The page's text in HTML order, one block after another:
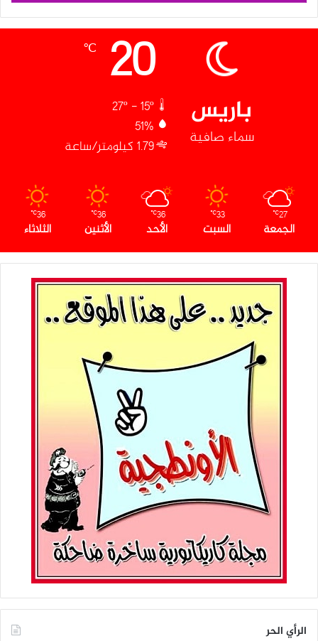
باريس
سماء صافية
20
℃
27º - 15º
51%
1.79 كيلومتر/ساعة
27
℃
الجمعة
33
℃
السبت
36
℃
الأحد
36
℃
الأثنين
36
℃
الثلاثاء
الرأي الحر